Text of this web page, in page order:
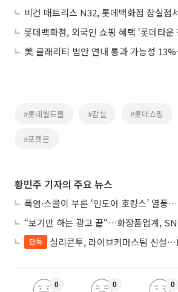
비건 매트리스 N32, 롯데백화점 잠실점
#롯데월드몰 #잠실 #롯데쇼핑
#포켓몬
황민주 기자의 주요 뉴스
단독 실리콘투, 라이브커머스팀 신설…K뷰티 ‘글
0 0 0